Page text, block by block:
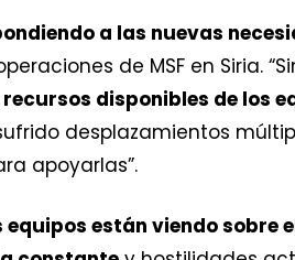
a las nuevas
de MSF en Siria.
disponibles de los
desplazamientos
apoyarlas”.
están viendo sobre